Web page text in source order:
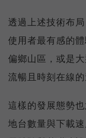
透過上述技術布
使用者最有感的
偏鄉山區，或是
流暢且時刻在線的
這樣的發展態勢
地台數量與下載